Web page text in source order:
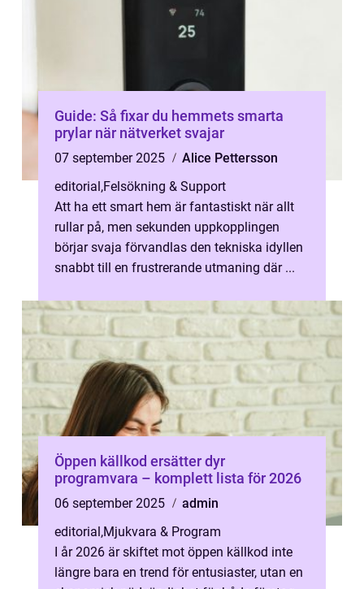
Guide: Så fixar du hemmets smarta
prylar när nätverket svajar
07 september 2025
Alice Pettersson
editorial,Felsökning & Support
Att ha ett smart hem är fantastiskt när allt
rullar på, men sekunden uppkopplingen
börjar svaja förvandlas den tekniska idyllen
snabbt till en frustrerande utmaning där ...
Öppen källkod ersätter dyr
programvara – komplett lista för 2026
06 september 2025
admin
editorial,Mjukvara & Program
I år 2026 är skiftet mot öppen källkod inte
längre bara en trend för entusiaster, utan en